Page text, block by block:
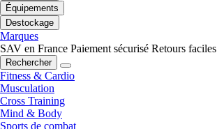
Équipements
Destockage
Marques
SAV en France Paiement sécurisé Retours faciles
Rechercher
Fitness & Cardio
Musculation
Cross Training
Mind & Body
Sports de combat